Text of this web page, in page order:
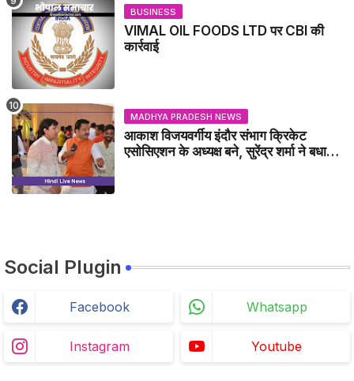
BUSINESS
VIMAL OIL FOODS LTD पर CBI की
कार्रवाई
MADHYA PRADESH NEWS
आकाश विजयवर्गीय इंदौर संभाग क्रिकेट
एसोसिएशन के अध्यक्ष बने, सुरेंद्र शर्मा ने बधाई
Social Plugin
Facebook Whatsapp
Instagram Youtube